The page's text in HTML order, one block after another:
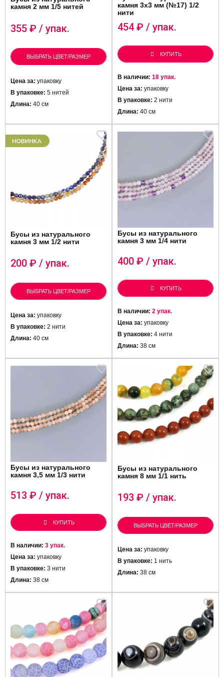
камня 2 мм 1/5 нитей
355 ₽ / упак.
ВЫБРАТЬ ЦВЕТ/РАЗМЕР
Цена за: упаковку
В упаковке: 5 нитей
Длина: 40 см
камня 3х3 мм (№17) 1/2
нити
454 ₽ / упак.
КУПИТЬ
В наличии: 18 упак.
Цена за: упаковку
В упаковке: 2 нити
Длина: 40 см
Бусы из натурального
камня 3 мм 1/2 нити
200 ₽ / упак.
ВЫБРАТЬ ЦВЕТ/РАЗМЕР
Цена за: упаковку
В упаковке: 2 нити
Длина: 40 см
Бусы из натурального
камня 3 мм 1/4 нити
400 ₽ / упак.
КУПИТЬ
В наличии: 2 упак.
Цена за: упаковку
В упаковке: 4 нити
Длина: 38 см
Бусы из натурального
камня 3,5 мм 1/3 нити
513 ₽ / упак.
КУПИТЬ
В наличии: 3 упак.
Цена за: упаковку
В упаковке: 3 нити
Длина: 38 см
Бусы из натурального
камня 8 мм 1/1 нить
193 ₽ / упак.
ВЫБРАТЬ ЦВЕТ/РАЗМЕР
Цена за: упаковку
В упаковке: 1 нить
Длина: 38 см